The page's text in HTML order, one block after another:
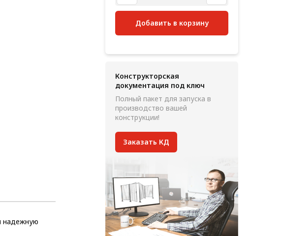
надежную
Добавить в корзину
Конструкторская
документация под ключ
Полный пакет для запуска в
производство вашей
конструкции!
Заказать КД